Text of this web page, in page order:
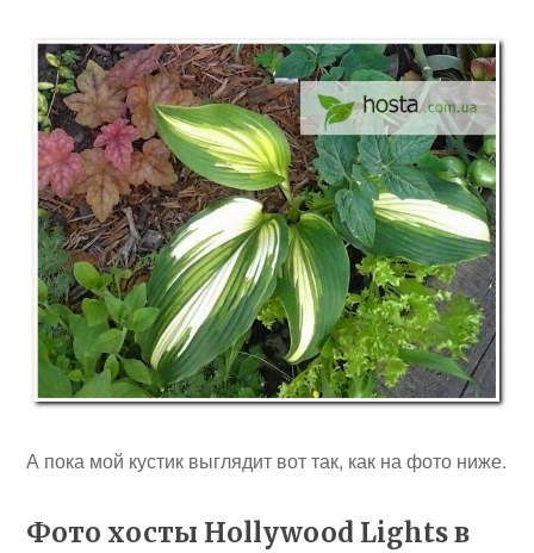
А пока мой кустик выглядит вот так, как на фото ниже.
Фото хосты Hollywood Lights в